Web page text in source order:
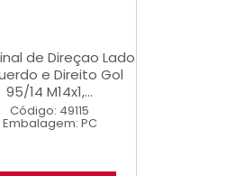
de Direçao Lado
e Direito Gol
95/14 M14x1,...
Código: 49115
Embalagem: PC